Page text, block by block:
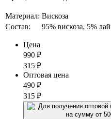
Материал: Вискоза
Состав:
95% вискоза, 5%
Цена
990 ₽
315 ₽
Оптовая цена
490 ₽
315 ₽